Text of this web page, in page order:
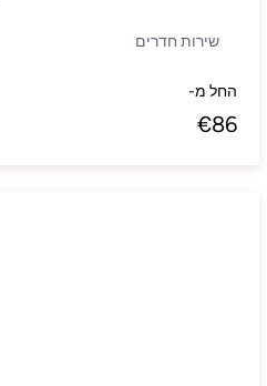
שירות חדרים
החל מ-
€86